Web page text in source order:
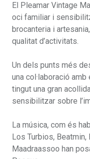
El Pleamar Vintage
oci familiar i
brocanteria i
qualitat d’activitats.
Un dels punts més
una col·laboració
tingut una gran
sensibilitzar sobre
La música, com és
Los Turbios,
Maadraassoo han